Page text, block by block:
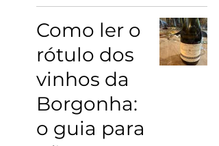
Como ler o
rótulo dos
vinhos da
Borgonha:
o guia para